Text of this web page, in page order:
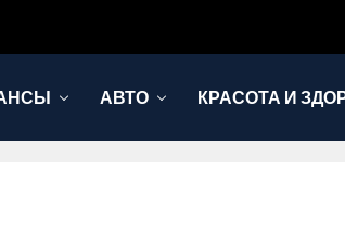
АВТО КРАСОТА И